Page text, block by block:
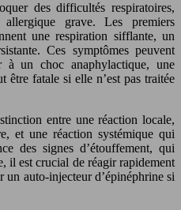
des difficultés respiratoires,
grave. Les premiers
une respiration sifflante, un
Ces symptômes peuvent
à un choc anaphylactique, une
être fatale si elle n’est pas traitée
entre une réaction locale,
et une réaction systémique qui
des signes d’étouffement, qui
il est crucial de réagir rapidement
un auto-injecteur d’épinéphrine si